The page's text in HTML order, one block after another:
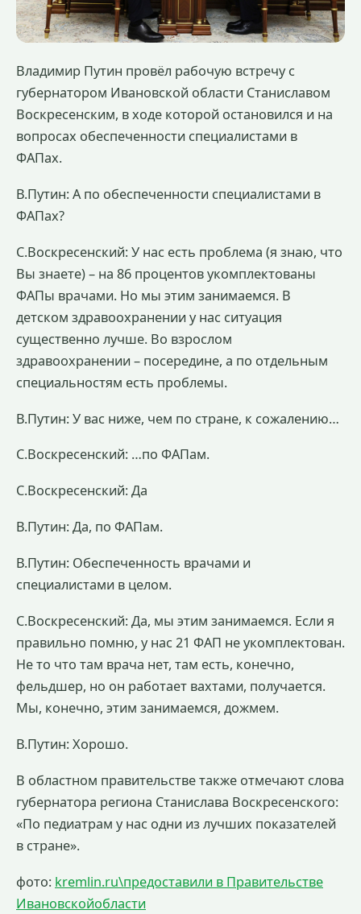
Владимир Путин провёл рабочую встречу с
губернатором Ивановской области Станиславом
Воскресенским, в ходе которой остановился и на
вопросах обеспеченности специалистами в
ФАПах.
В.Путин: А по обеспеченности специалистами в
ФАПах?
С.Воскресенский: У нас есть проблема (я знаю, что
Вы знаете) – на 86 процентов укомплектованы
ФАПы врачами. Но мы этим занимаемся. В
детском здравоохранении у нас ситуация
существенно лучше. Во взрослом
здравоохранении – посередине, а по отдельным
специальностям есть проблемы.
В.Путин: У вас ниже, чем по стране, к сожалению…
С.Воскресенский: …по ФАПам.
С.Воскресенский: Да
В.Путин: Да, по ФАПам.
В.Путин: Обеспеченность врачами и
специалистами в целом.
С.Воскресенский: Да, мы этим занимаемся. Если я
правильно помню, у нас 21 ФАП не укомплектован.
Не то что там врача нет, там есть, конечно,
фельдшер, но он работает вахтами, получается.
Мы, конечно, этим занимаемся, дожмем.
В.Путин: Хорошо.
В областном правительстве также отмечают слова
губернатора региона Станислава Воскресенского:
«По педиатрам у нас одни из лучших показателей
в стране».
фото: kremlin.ru\предоставили в Правительстве
Ивановскойобласти